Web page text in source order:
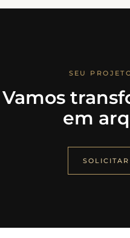
SEU
Vamos
em